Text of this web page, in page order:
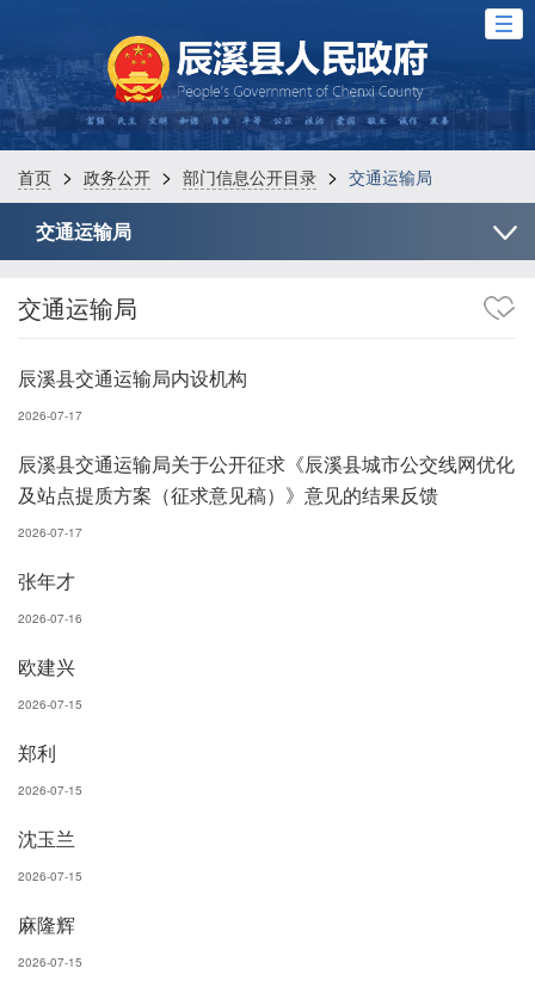
首页 > 政务公开 > 部门信息公开目录 > 交通运输局
交通运输局
交通运输局
辰溪县交通运输局内设机构
2026-07-17
辰溪县交通运输局关于公开征求《辰溪县城市公交线网优化
及站点提质方案（征求意见稿）》意见的结果反馈
2026-07-17
张年才
2026-07-16
欧建兴
2026-07-15
郑利
2026-07-15
沈玉兰
2026-07-15
麻隆辉
2026-07-15